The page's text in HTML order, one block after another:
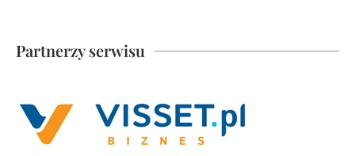
Partnerzy serwisu